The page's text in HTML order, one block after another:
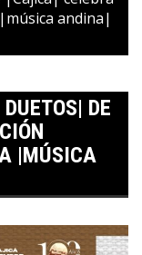
andina|
DE
|MÚSICA